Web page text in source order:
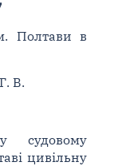
Полтави в
В.
судовому
цивільну